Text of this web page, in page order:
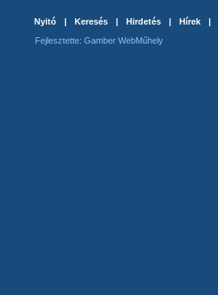
Nyitó | Keresés | Hirdetés | Hírek |
Fejlesztette: Gamber WebMűhely